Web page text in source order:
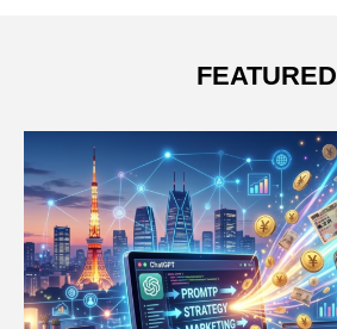
FEATURED